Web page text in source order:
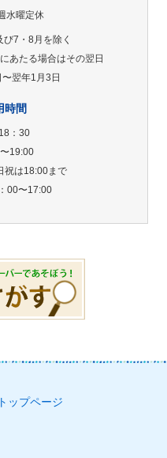
水曜定休
7・8月を除く
あたる場合はその翌日
翌年1月3日
時間
：30
19:00
祝は18:00まで
00〜17:00
ップページ